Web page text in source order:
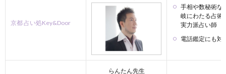
京都 占い処Key&Door
手相や数秘術な
岐にわたる占術
実力派占い師
電話鑑定にも対
らんたん先生